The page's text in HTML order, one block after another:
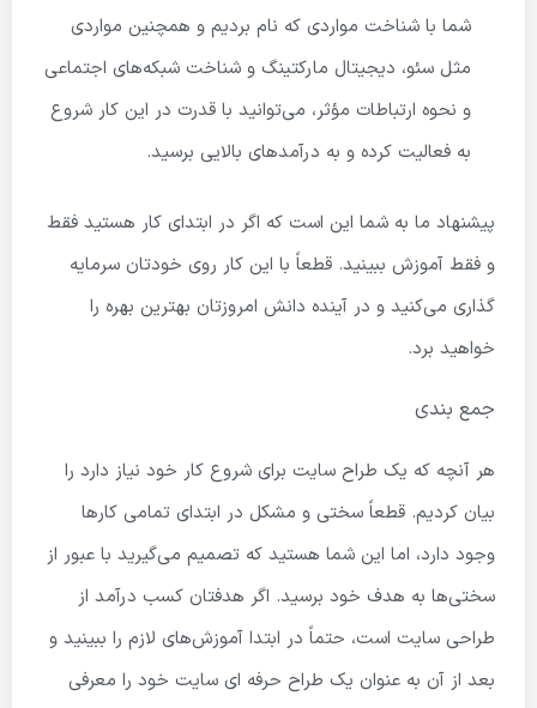
شما با شناخت مواردی که نام بردیم و همچنین مواردی
مثل سئو، دیجیتال مارکتینگ و شناخت شبکه‌های اجتماعی
و نحوه ارتباطات مؤثر، می‌توانید با قدرت در این کار شروع
به فعالیت کرده و به درآمدهای بالایی برسید.
پیشنهاد ما به شما این است که اگر در ابتدای کار هستید فقط
و فقط آموزش ببینید. قطعاً با این کار روی خودتان سرمایه
گذاری می‌کنید و در آینده دانش امروزتان بهترین بهره را
خواهید برد.
جمع بندی
هر آنچه که یک طراح سایت برای شروع کار خود نیاز دارد را
بیان کردیم. قطعاً سختی و مشکل در ابتدای تمامی کارها
وجود دارد، اما این شما هستید که تصمیم می‌گیرید با عبور از
سختی‌ها به هدف خود برسید. اگر هدفتان کسب درآمد از
طراحی سایت است، حتماً در ابتدا آموزش‌های لازم را ببینید و
بعد از آن به عنوان یک طراح حرفه ای سایت خود را معرفی